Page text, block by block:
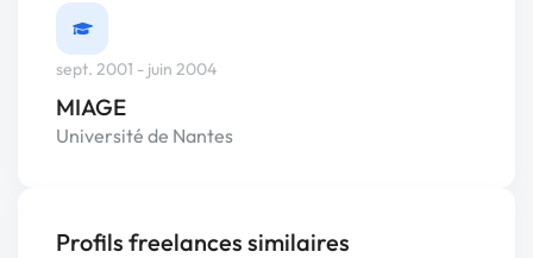
sept. 2001 - juin 2004
MIAGE
Université de Nantes
Profils freelances similaires